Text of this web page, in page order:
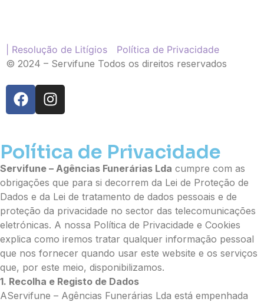
| Resolução de Litígios
Política de Privacidade
© 2024 – Servifune Todos os direitos reservados
Política de Privacidade
Servifune – Agências Funerárias Lda cumpre com as
obrigações que para si decorrem da Lei de Proteção de
Dados e da Lei de tratamento de dados pessoais e de
proteção da privacidade no sector das telecomunicações
eletrónicas. A nossa Política de Privacidade e Cookies
explica como iremos tratar qualquer informação pessoal
que nos fornecer quando usar este website e os serviços
que, por este meio, disponibilizamos.
1. Recolha e Registo de Dados
AServifune – Agências Funerárias Lda está empenhada